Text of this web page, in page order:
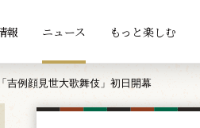
報 ニュース もっと楽しむ
吉例顔見世大歌舞伎」初日開幕